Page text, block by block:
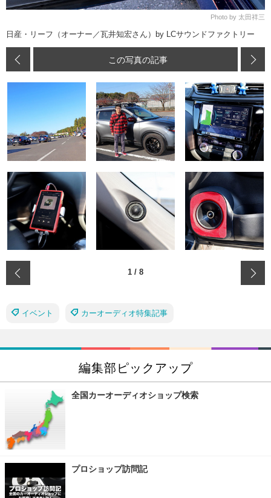
Photo by 太田祥三
日産・リーフ（オーナー／瓦井知宏さん）by LCサウンドファクトリー
この写真の記事
1 / 8
イベント カーオーディオ特集記事
編集部ピックアップ
全国カーオーディオショップ検索
プロショップ訪問記